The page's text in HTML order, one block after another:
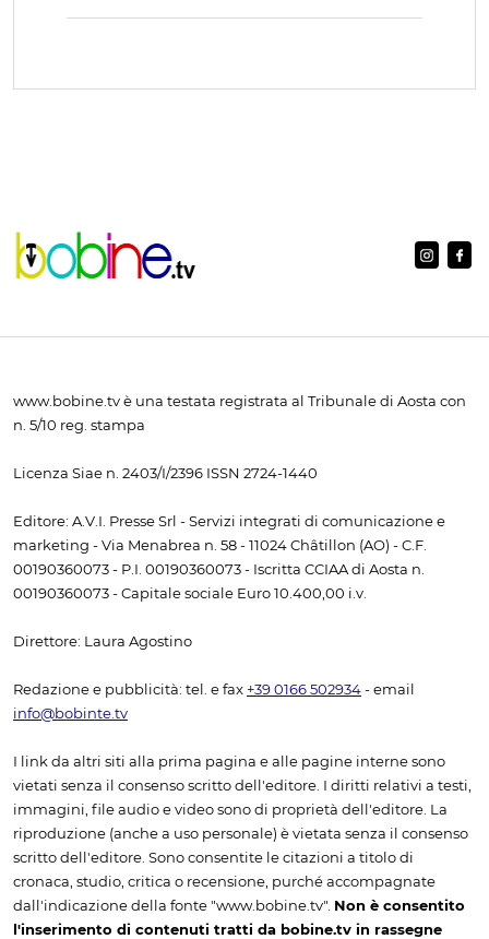
www.bobine.tv è una testata registrata al Tribunale di Aosta con
n. 5/10 reg. stampa
Licenza Siae n. 2403/I/2396 ISSN 2724-1440
Editore: A.V.I. Presse Srl - Servizi integrati di comunicazione e
marketing - Via Menabrea n. 58 - 11024 Châtillon (AO) - C.F.
00190360073 - P.I. 00190360073 - Iscritta CCIAA di Aosta n.
00190360073 - Capitale sociale Euro 10.400,00 i.v.
Direttore: Laura Agostino
Redazione e pubblicità: tel. e fax +39 0166 502934 - email
info@bobinte.tv
I link da altri siti alla prima pagina e alle pagine interne sono
vietati senza il consenso scritto dell'editore. I diritti relativi a testi,
immagini, file audio e video sono di proprietà dell'editore. La
riproduzione (anche a uso personale) è vietata senza il consenso
scritto dell'editore. Sono consentite le citazioni a titolo di
cronaca, studio, critica o recensione, purché accompagnate
dall'indicazione della fonte "www.bobine.tv". Non è consentito
l'inserimento di contenuti tratti da bobine.tv in rassegne